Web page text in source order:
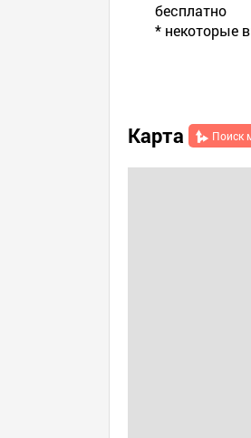
бесплатно
* некоторые
Карта Поиск